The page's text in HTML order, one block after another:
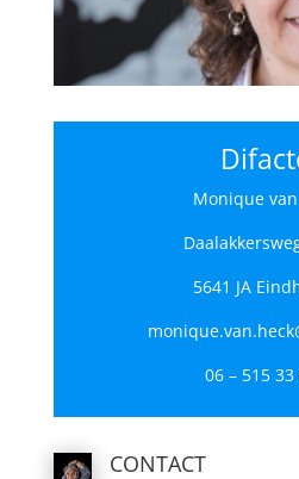
Monique
5641 JA
06 – 515 33
CONTACT